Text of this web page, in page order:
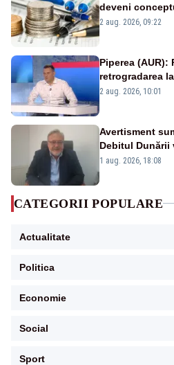
deveni
viitoare?
2 aug. 2026, 09:22
Piperea (AUR):
retrogradarea
catastrofă
2 aug. 2026, 10:01
Avertisment
Debitul Dunării
Cernavodă s-ar
1 aug. 2026, 18:08
CATEGORII POPULARE
Actualitate
Politica
Economie
Social
Sport